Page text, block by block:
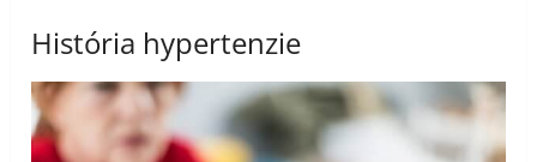
História hypertenzie